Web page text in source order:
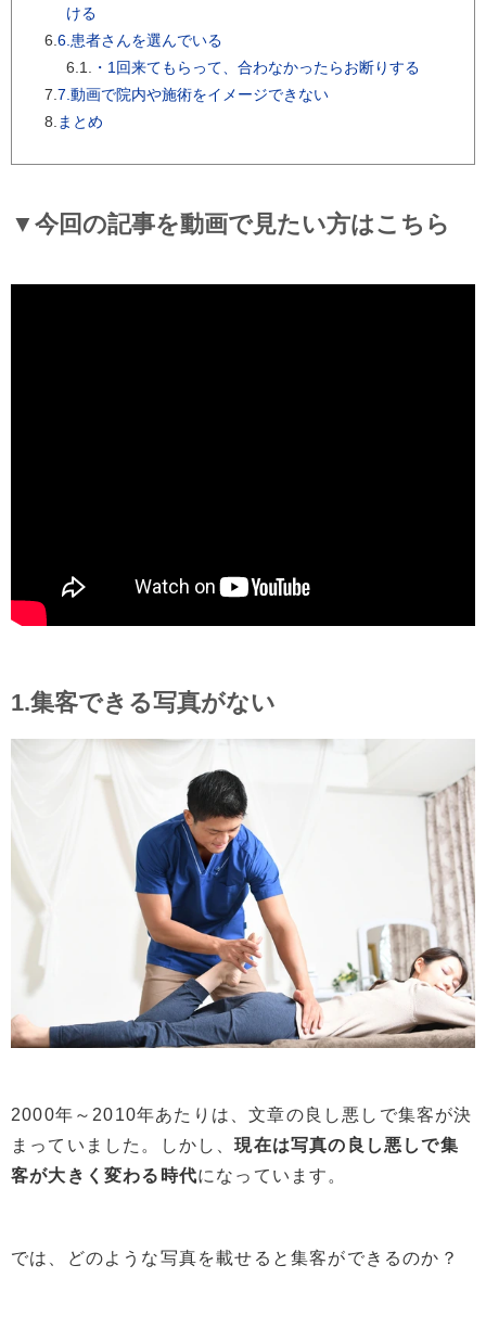
ける
6. 6.患者さんを選んでいる
6.1.
・1回来てもらって、合わなかったらお断りする
7. 7.動画で院内や施術をイメージできない
8. まとめ
▼今回の記事を動画で見たい方はこちら
1.集客できる写真がない
2000年～2010年あたりは、文章の良し悪しで集客が決
まっていました。しかし、現在は写真の良し悪しで集
客が大きく変わる時代になっています。
では、どのような写真を載せると集客ができるのか？